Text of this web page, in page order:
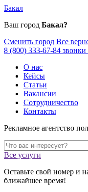
Бакал
Ваш город Бакал?
Сменить город Все
8 (800) 333-67-84
О нас
Кейсы
Статьи
Вакансии
Сотрудничество
Контакты
Рекламное агентство
Все услуги
Оставьте свой номер и
ближайшее время!